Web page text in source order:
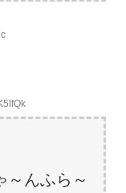
～んふら～